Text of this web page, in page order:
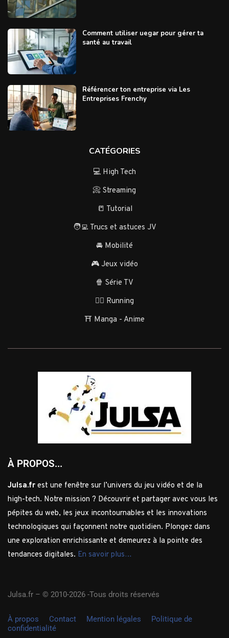
Comment utiliser uegar pour gérer ta
santé au travail
Référencer ton entreprise via Les
Entreprises Frenchy
CATÉGORIES
💻 High Tech
📀 Streaming
📒 Tutorial
🧑‍💻 Trucs et astuces JV
🚘 Mobilité
🎮 Jeux vidéo
🍿 Série TV
🏃‍♂️ Running
⛩️ Manga - Anime
À PROPOS...
Julsa.fr est une fenêtre sur l’univers du jeu vidéo et de la
high-tech. Notre mission ? Découvrir et partager avec vous les
pépites du web, les jeux incontournables et les innovations
technologiques qui façonnent notre quotidien. Plongez dans
une exploration enrichissante et demeurez à la pointe des
tendances digitales. En savoir plus…
Julsa.fr – © 2010-2026 -Tous droits réservés
À propos Contact Mention légales
Politique de
confidentialité